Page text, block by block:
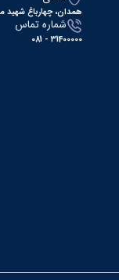
همدان، چهارباغ
شماره تماس
31400000 - 081